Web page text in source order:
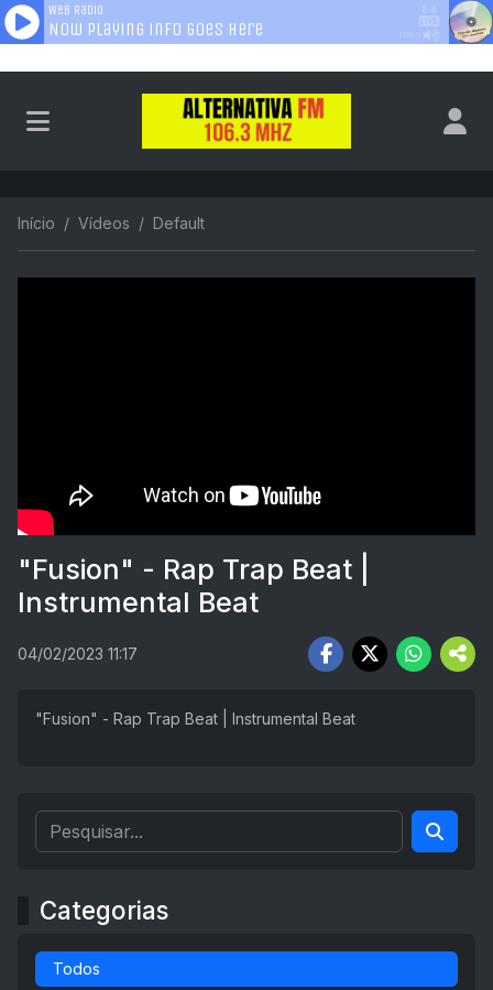
Início Vídeos Default
"Fusion" - Rap Trap Beat |
Instrumental Beat
04/02/2023 11:17
"Fusion" - Rap Trap Beat | Instrumental Beat
Categorias
Todos